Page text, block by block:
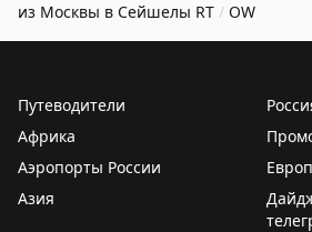
из Москвы в Сейшелы RT / OW
Путеводители
Африка
Аэропорты России
Азия